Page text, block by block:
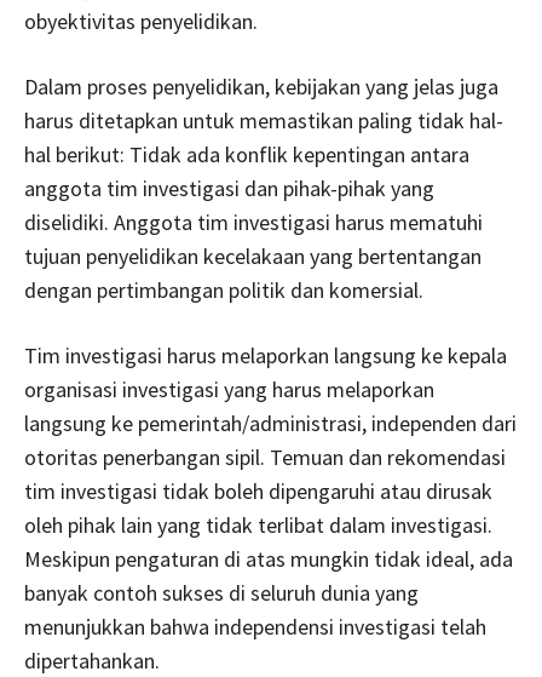
obyektivitas penyelidikan.
Dalam proses penyelidikan, kebijakan yang jelas juga
harus ditetapkan untuk memastikan paling tidak hal-
hal berikut: Tidak ada konflik kepentingan antara
anggota tim investigasi dan pihak-pihak yang
diselidiki. Anggota tim investigasi harus mematuhi
tujuan penyelidikan kecelakaan yang bertentangan
dengan pertimbangan politik dan komersial.
Tim investigasi harus melaporkan langsung ke kepala
organisasi investigasi yang harus melaporkan
langsung ke pemerintah/administrasi, independen dari
otoritas penerbangan sipil. Temuan dan rekomendasi
tim investigasi tidak boleh dipengaruhi atau dirusak
oleh pihak lain yang tidak terlibat dalam investigasi.
Meskipun pengaturan di atas mungkin tidak ideal, ada
banyak contoh sukses di seluruh dunia yang
menunjukkan bahwa independensi investigasi telah
dipertahankan.